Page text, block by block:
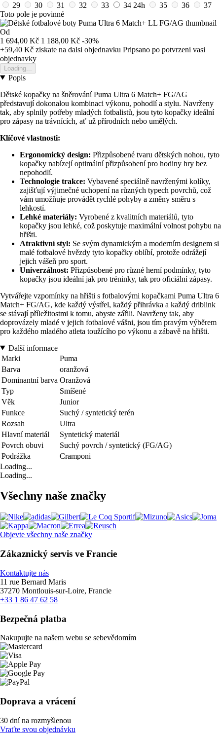
29
30 31 32 33 34 24h 35 36
37
Toto pole je povinné
Od
1 694,00 Kč 1 188,00 Kč -30%
+59,40 Kč ziskate na dalsi objednavku Pripsano po potvrzeni vasi
objednavky
Loading...
Popis
Dětské kopačky na šněrování Puma Ultra 6 Match+ FG/AG
představují dokonalou kombinaci výkonu, pohodlí a stylu. Navrženy
tak, aby splnily potřeby mladých fotbalistů, jsou tyto kopačky ideální
pro zápasy na trávnících, ať už přírodních nebo umělých.
Klíčové vlastnosti:
Ergonomický design: Přizpůsobené tvaru dětských nohou, tyto
kopačky nabízejí optimální přizpůsobení pro hodiny hry bez
nepohodlí.
Technologie trakce: Vybavené speciálně navrženými kolíky,
zajišťují výjimečné uchopení na různých typech povrchů, což
vám umožňuje provádět rychlé pohyby a změny směru s
lehkostí.
Lehké materiály: Vyrobené z kvalitních materiálů, tyto
kopačky jsou lehké, což poskytuje maximální volnost pohybu na
hřišti.
Atraktivní styl: Se svým dynamickým a moderním designem si
malé fotbalové hvězdy tyto kopačky oblíbí, protože odrážejí
jejich vášeň pro sport.
Univerzálnost: Přizpůsobené pro různé herní podmínky, tyto
kopačky jsou ideální jak pro tréninky, tak pro oficiální zápasy.
Vytvářejte vzpomínky na hřišti s fotbalovými kopačkami Puma Ultra 6
Match+ FG/AG, kde každý výstřel, každý přihrávka a každý driblink
se stávají příležitostmi k tomu, abyste zářili. Navrženy tak, aby
doprovázely mladé v jejich fotbalové vášni, jsou tím pravým výběrem
pro každého mladého atleta toužícího po výkonu a zábavě na hřišti.
Další informace
Marki
Puma
Barva
oranžová
Dominantní barva Oranžová
Typ
Smíšené
Věk
Junior
Funkce
Suchý / syntetický terén
Rozsah
Ultra
Hlavní materiál
Syntetický materiál
Povrch obuvi
Suchý povrch / syntetický (FG/AG)
Podrážka
Cramponi
Loading...
Loading...
Všechny naše značky
Objevte všechny naše značky
Zákaznický servis ve Francie
Kontaktujte nás
11 rue Bernard Maris
37270 Montlouis-sur-Loire, Francie
+33 1 86 47 62 58
Bezpečná platba
Nakupujte na našem webu se sebevědomím
Doprava a vrácení
30 dní na rozmyšlenou
Vraťte svou objednávku